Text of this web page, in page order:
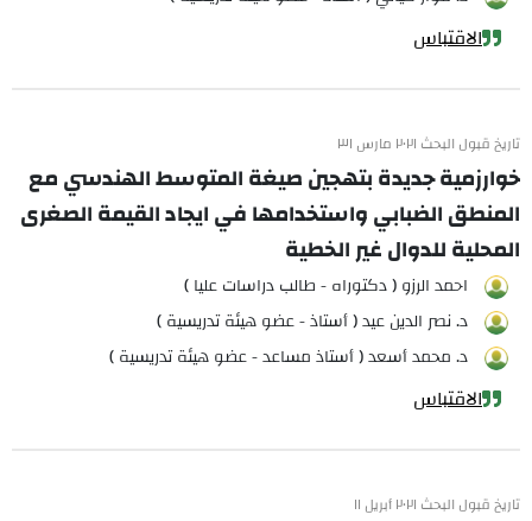
الاقتباس
تاريخ قبول البحث ٢٠٢١ مارس ٣١
خوارزمية جديدة بتهجين صيغة المتوسط الهندسي مع
المنطق الضبابي واستخدامها في ايجاد القيمة الصغرى
المحلية للدوال غير الخطية
احمد الرزو ( دكتوراه - طالب دراسات عليا )
د. نصر الدين عيد ( أستاذ - عضو هيئة تدريسية )
د. محمد أسعد ( أستاذ مساعد - عضو هيئة تدريسية )
الاقتباس
تاريخ قبول البحث ٢٠٢١ أبريل ١١